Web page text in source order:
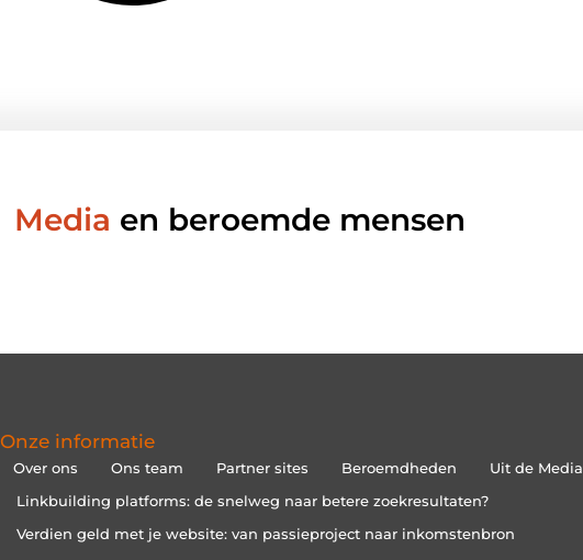
Media en beroemde mensen
Onze informatie
Over ons Ons team Partner sites Beroemdheden Uit de Media
Linkbuilding platforms: de snelweg naar betere zoekresultaten?
Verdien geld met je website: van passieproject naar inkomstenbron